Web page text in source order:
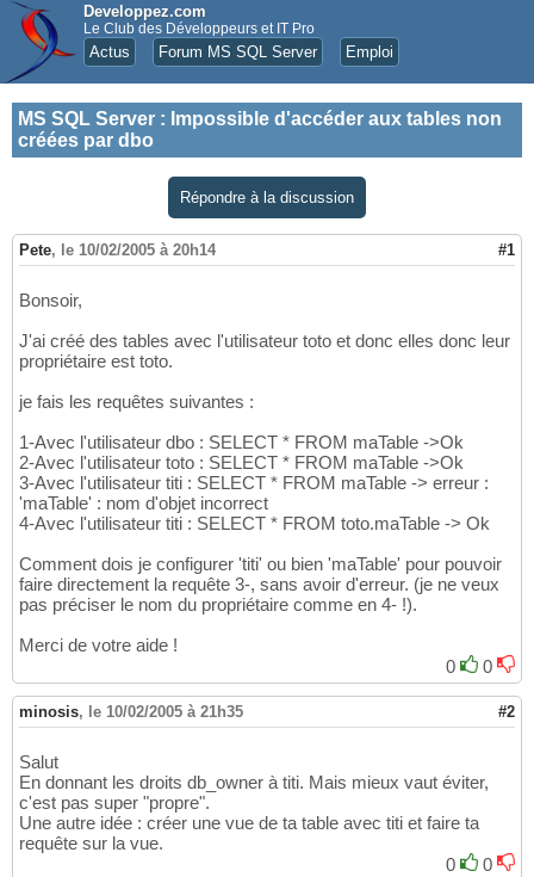
Developpez.com
Le Club des Développeurs et IT Pro
Actus Forum MS SQL Server Emploi
MS SQL Server : Impossible d'accéder aux tables non
créées par dbo
Répondre à la discussion
Pete, le 10/02/2005 à 20h14 #1
Bonsoir,
J'ai créé des tables avec l'utilisateur toto et donc elles donc leur
propriétaire est toto.
je fais les requêtes suivantes :
1-Avec l'utilisateur dbo : SELECT * FROM maTable ->Ok
2-Avec l'utilisateur toto : SELECT * FROM maTable ->Ok
3-Avec l'utilisateur titi : SELECT * FROM maTable -> erreur :
'maTable' : nom d'objet incorrect
4-Avec l'utilisateur titi : SELECT * FROM toto.maTable -> Ok
Comment dois je configurer 'titi' ou bien 'maTable' pour pouvoir
faire directement la requête 3-, sans avoir d'erreur. (je ne veux
pas préciser le nom du propriétaire comme en 4- !).
Merci de votre aide !
0
0
minosis, le 10/02/2005 à 21h35 #2
Salut
En donnant les droits db_owner à titi. Mais mieux vaut éviter,
c'est pas super "propre".
Une autre idée : créer une vue de ta table avec titi et faire ta
requête sur la vue.
0
0